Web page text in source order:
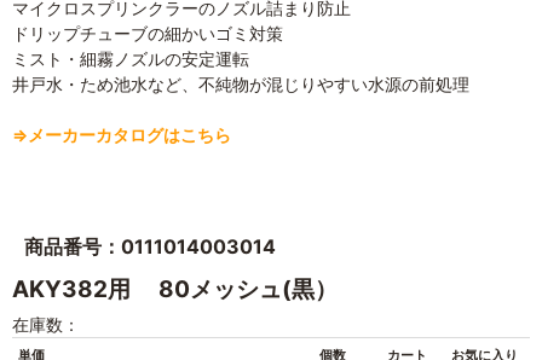
マイクロスプリンクラーのノズル詰まり防止
ドリップチューブの細かいゴミ対策
ミスト・細霧ノズルの安定運転
井戸水・ため池水など、不純物が混じりやすい水源の前処理
⇒メーカーカタログはこちら
商品番号：0111014003014
AKY382用 80メッシュ(黒）
在庫数：
単価 個数 カート お気に入り